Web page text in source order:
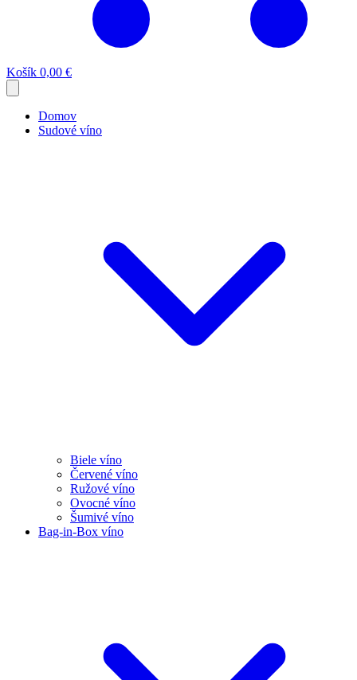
Košík 0,00 €
Domov
Sudové víno
Biele víno
Červené víno
Ružové víno
Ovocné víno
Šumivé víno
Bag-in-Box víno